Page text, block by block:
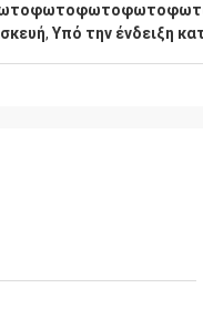
, Υπό την ένδειξη